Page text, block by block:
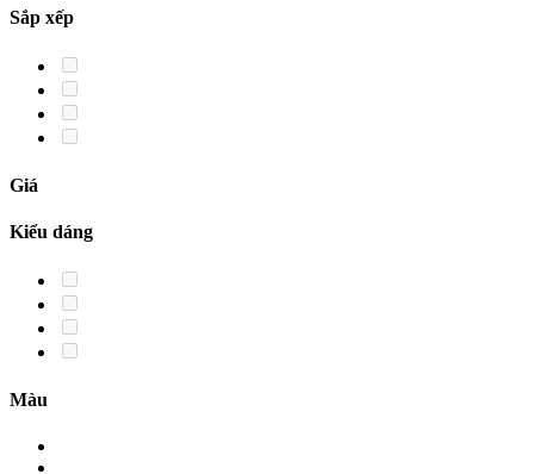
Sắp xếp
Giá
Kiểu dáng
Màu